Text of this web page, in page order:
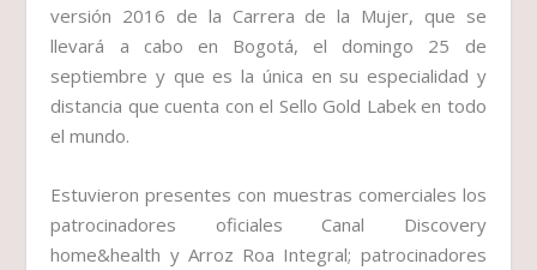
versión 2016 de la Carrera de la Mujer, que se
llevará a cabo en Bogotá, el domingo 25 de
septiembre y que es la única en su especialidad y
distancia que cuenta con el Sello Gold Labek en todo
el mundo.
Estuvieron presentes con muestras comerciales los
patrocinadores oficiales Canal Discovery
home&health y Arroz Roa Integral; patrocinadores